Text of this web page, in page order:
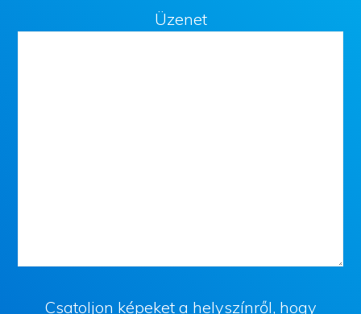
Üzenet
Csatoljon képeket a helyszínről, hogy